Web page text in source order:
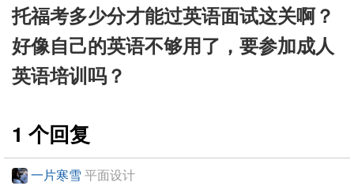
托福考多少分才能过英语面试这关啊？
好像自己的英语不够用了，要参加成人
英语培训吗？
1 个回复
一片寒雪 平面设计